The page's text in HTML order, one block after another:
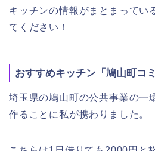
キッチンの情報がまとまってい
てください！
おすすめキッチン「鳩山町コ
埼玉県の鳩山町の公共事業の一
作ることに私が携わりました。